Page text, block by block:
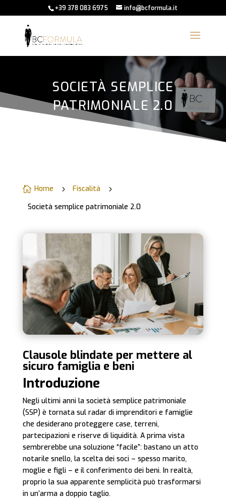
+39 378 083 6975 info@bcformula.it
SOCIETÀ SEMPLICE
PATRIMONIALE 2.0
 Home 5 Fiscalità 5
Società semplice patrimoniale 2.0
Clausole blindate per mettere al
sicuro famiglia e beni
Introduzione
Negli ultimi anni la società semplice patrimoniale
(SSP) è tornata sul radar di imprenditori e famiglie
che desiderano proteggere case, terreni,
partecipazioni e riserve di liquidità. A prima vista
sembrerebbe una soluzione “facile”: bastano un atto
notarile snello, la scelta dei soci – spesso marito,
moglie e figli – e il conferimento dei beni. In realtà,
proprio la sua apparente semplicità può trasformarsi
in un’arma a doppio taglio.